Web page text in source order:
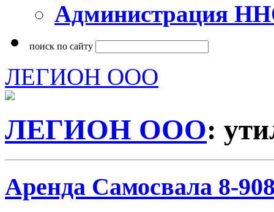
Администрация
поиск по сайту
ЛЕГИОН ООО
ЛЕГИОН ООО:
Аренда Самосвала 8-